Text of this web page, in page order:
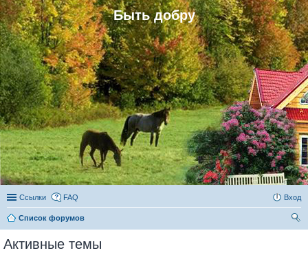
Быть добру
Ссылки FAQ Вход
Список форумов
Активные темы